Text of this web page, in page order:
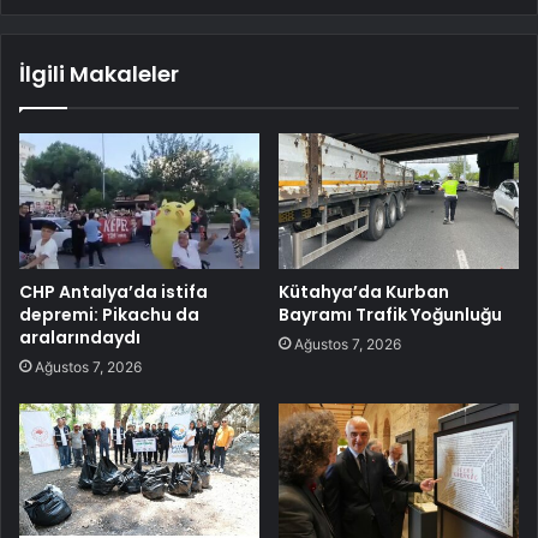
İlgili Makaleler
CHP Antalya’da istifa
depremi: Pikachu da
aralarındaydı
Ağustos 7, 2026
Kütahya’da Kurban
Bayramı Trafik Yoğunluğu
Ağustos 7, 2026